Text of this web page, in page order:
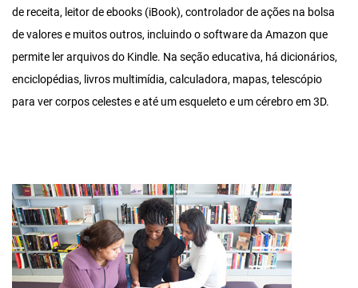
de receita, leitor de ebooks (iBook), controlador de ações na bolsa
de valores e muitos outros, incluindo o software da Amazon que
permite ler arquivos do Kindle. Na seção educativa, há dicionários,
enciclopédias, livros multimídia, calculadora, mapas, telescópio
para ver corpos celestes e até um esqueleto e um cérebro em 3D.